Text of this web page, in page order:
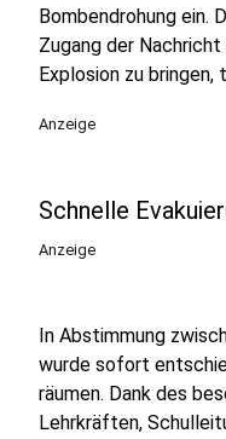
Bombendrohung ein.
Zugang der
Explosion zu
Anzeige
Schnelle
Anzeige
In Abstimmung
wurde sofort
räumen. Dank des
Lehrkräften,